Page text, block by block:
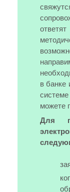
в банке
можете
Для